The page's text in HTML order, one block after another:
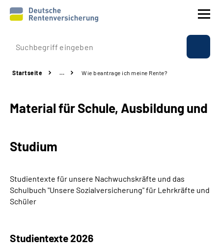
Prävention
Rente
Über uns & Presse
Suche
Startseite … Wie beantrage ich meine Rente?
Material für Schule, Ausbildung und
Studium
Studientexte für unsere Nachwuchskräfte und das
Schulbuch "Unsere Sozialversicherung" für Lehrkräfte und
Schüler
Studientexte 2026